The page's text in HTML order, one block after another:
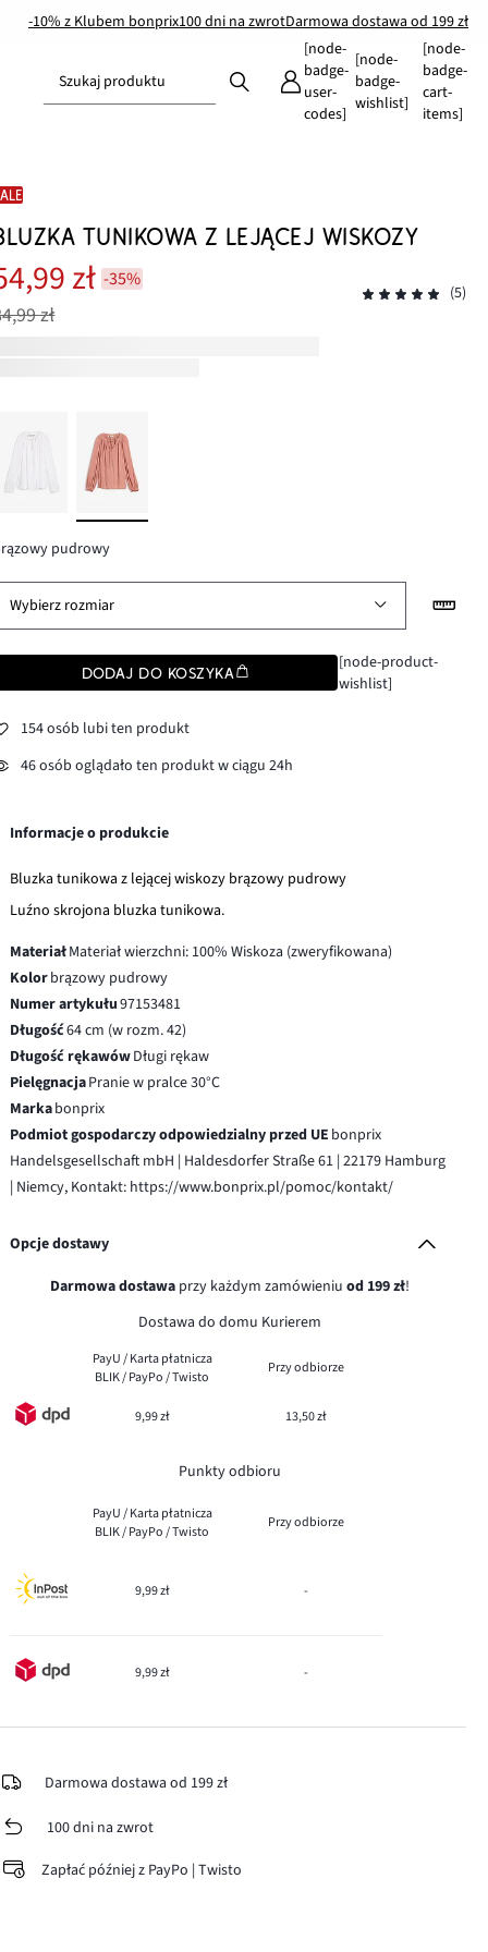
-10% z Klubem bonprix100 dni na zwrotDarmowa dostawa od 199 zł
Szukaj produktu
[node-
badge-
user-
codes]
[node-
badge-
wishlist]
[node-
badge-
cart-
items]
TUNIKOWA Z LEJĄCEJ WISKOZY
zł -35%
zł
(5)
pudrowy
Wybierz rozmiar
DODAJ DO KOSZYKA
[node-product-
wishlist]
154 osób lubi ten produkt
46 osób oglądało ten produkt w ciągu 24h
Informacje o produkcie
Bluzka tunikowa z lejącej wiskozy brązowy pudrowy
Luźno skrojona bluzka tunikowa.
MateriałMateriał wierzchni: 100% Wiskoza (zweryfikowana)
Kolorbrązowy pudrowy
Numer artykułu97153481
Długość64 cm (w rozm. 42)
Długość rękawówDługi rękaw
PielęgnacjaPranie w pralce 30°C
Markabonprix
Podmiot gospodarczy odpowiedzialny przed UE bonprix
Handelsgesellschaft mbH | Haldesdorfer Straße 61 | 22179 Hamburg
| Niemcy, Kontakt: https://www.bonprix.pl/pomoc/kontakt/
Opcje dostawy
Darmowa dostawaprzy każdym zamówieniu od 199 zł!
Dostawa do domu Kurierem
PayU / Karta płatnicza
BLIK / PayPo / Twisto
Przy odbiorze
9,99 zł 13,50 zł
Punkty odbioru
PayU / Karta płatnicza
BLIK / PayPo / Twisto
Przy odbiorze
9,99 zł -
9,99 zł -
Darmowa dostawa od 199 zł
100 dni na zwrot
Zapłać później z PayPo | Twisto